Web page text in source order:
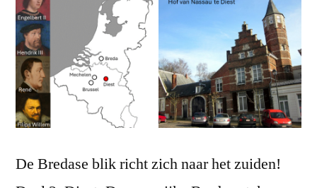
De Bredase blik richt zich naar het zuiden!